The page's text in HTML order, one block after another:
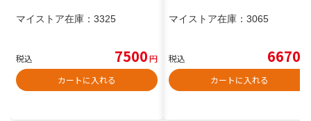
マイストア在庫： 3325
税込 7500円
カートに入れる
マイストア在庫： 3065
税込 6670
カートに入れる